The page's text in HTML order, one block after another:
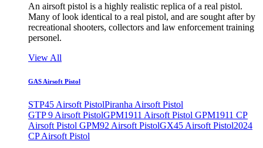
An airsoft pistol is a highly realistic replica of a real pistol.
Many of look identical to a real pistol, and are sought after by
recreational shooters, collectors and law enforcement training
personel.
View All
GAS Airsoft Pistol
STP45 Airsoft PistolPiranha Airsoft Pistol
GTP 9 Airsoft PistolGPM1911 Airsoft Pistol GPM1911 CP
Airsoft Pistol GPM92 Airsoft PistolGX45 Airsoft Pistol2024
CP Airsoft Pistol